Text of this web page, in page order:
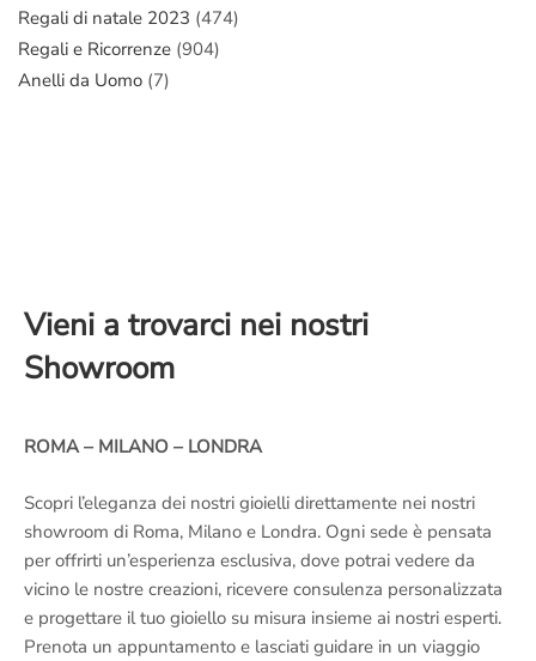
Regali di natale 2023 (474)
Regali e Ricorrenze (904)
Anelli da Uomo (7)
Vieni a trovarci nei nostri
Showroom
ROMA – MILANO – LONDRA
Scopri l’eleganza dei nostri gioielli direttamente nei nostri
showroom di Roma, Milano e Londra. Ogni sede è pensata
per offrirti un’esperienza esclusiva, dove potrai vedere da
vicino le nostre creazioni, ricevere consulenza personalizzata
e progettare il tuo gioiello su misura insieme ai nostri esperti.
Prenota un appuntamento e lasciati guidare in un viaggio